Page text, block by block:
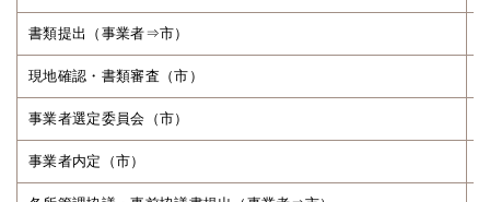
書類提出（事業者⇒市）
現地確認・書類審査（市）
事業者選定委員会（市）
事業者内定（市）